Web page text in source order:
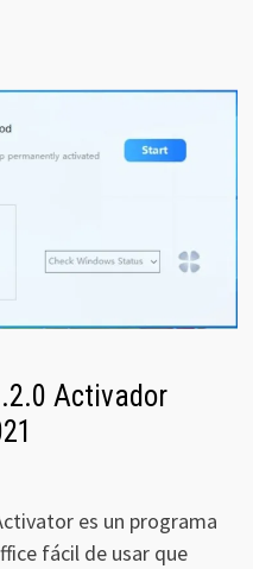
Activador
es un programa
fácil de usar que